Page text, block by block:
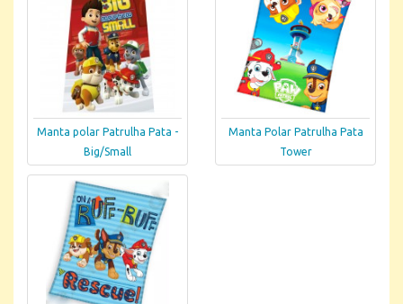
Manta polar Patrulha Pata -
Big/Small
Manta Polar Patrulha Pata
Tower